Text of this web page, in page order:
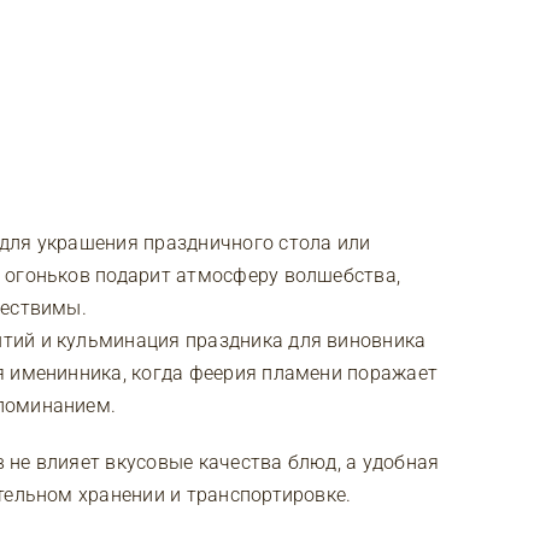
украшения праздничного стола или
подарит атмосферу волшебства,
и кульминация праздника для виновника
когда феерия пламени поражает
влияет вкусовые качества блюд, а удобная
хранении и транспортировке.